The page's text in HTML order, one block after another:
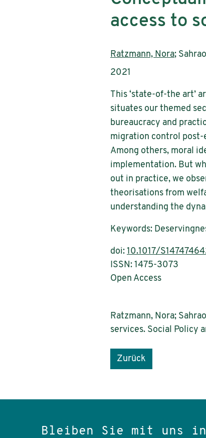
access to
AutorInnen:
Ratzmann, Nora;
Publikationsjahr:
2021
This ‘state-of-the art’
situates our themed
bureaucracy and
migration control post-
Among others, moral
implementation. But
out in practice, we
theorisations from
understanding the
Keywords:
doi: 10.1017/
ISSN: 1475-3073
Open Access
Ratzmann, Nora;
services. Social Policy
Zurück
Bleiben Sie mit uns